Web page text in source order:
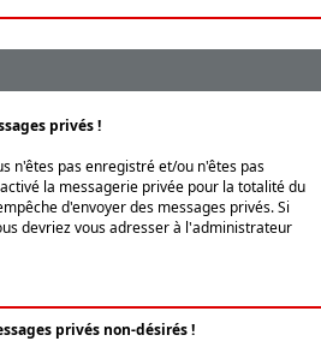
privés !
n'êtes pas enregistré et/ou n'êtes pas
la messagerie privée pour la totalité du
d'envoyer des messages privés. Si
devriez vous adresser à l'administrateur
privés non-désirés !